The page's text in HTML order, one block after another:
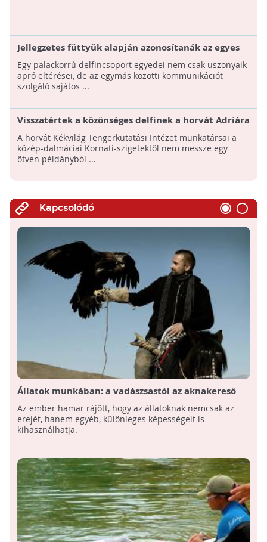
Jellegzetes füttyük alapján azonosítanák az egyes
delfineket
Egy palackorrú delfincsoport egyedei nem csak uszonyaik
apró eltérései, de az egymás közötti kommunikációt
szolgáló sajátos ...
Visszatértek a közönséges delfinek a horvát Adriára
A horvát Kékvilág Tengerkutatási Intézet munkatársai a
közép-dalmáciai Kornati-szigetektől nem messze egy
ötven példányból ...
Kapcsolódó
Állatok munkában: a vadászsastól az aknakereső
patkányig
Az ember hamar rájött, hogy az állatoknak nemcsak az
erejét, hanem egyéb, különleges képességeit is
kihasználhatja.